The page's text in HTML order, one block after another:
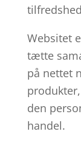
Websitet
tætte
på nettet
den
handel.